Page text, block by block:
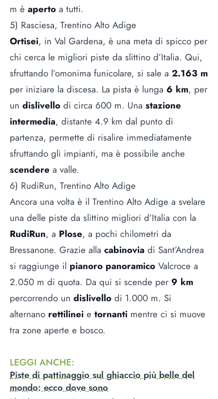
m è aperto a tutti.
5) Rasciesa, Trentino Alto Adige
Ortisei, in Val Gardena, è una meta di spicco per
chi cerca le migliori piste da slittino d’Italia. Qui,
sfruttando l’omonima funicolare, si sale a 2.163 m
per iniziare la discesa. La pista è lunga 6 km, per
un dislivello di circa 600 m. Una stazione
intermedia, distante 4.9 km dal punto di
partenza, permette di risalire immediatamente
sfruttando gli impianti, ma è possibile anche
scendere a valle.
6) RudiRun, Trentino Alto Adige
Ancora una volta è il Trentino Alto Adige a svelare
una delle piste da slittino migliori d’Italia con la
RudiRun, a Plose, a pochi chilometri da
Bressanone. Grazie alla cabinovia di Sant’Andrea
si raggiunge il pianoro panoramico Valcroce a
2.050 m di quota. Da qui si scende per 9 km
percorrendo un dislivello di 1.000 m. Si
alternano rettilinei e tornanti mentre ci si muove
tra zone aperte e bosco.
LEGGI ANCHE:
Piste di pattinaggio sul ghiaccio più belle del
mondo: ecco dove sono